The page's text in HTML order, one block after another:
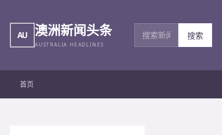
AU 澳洲新闻头条
AUSTRALIA HEADLINES
搜索新闻
搜索
首页